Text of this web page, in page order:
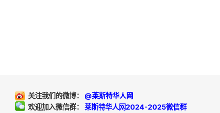
关注我们的微博： @莱斯特华人网
欢迎加入微信群： 莱斯特华人网2024-2025微信群